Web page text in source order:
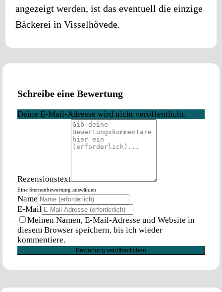
angezeigt werden, ist das eventuell die einzige
Bäckerei in Visselhövede.
Schreibe eine Bewertung
Deine E-Mail-Adresse wird nicht veröffentlicht.
Rezensionstext
Eine Sternenbewertung auswählen
Name
E-Mail
Meinen Namen, E-Mail-Adresse und Website in
diesem Browser speichern, bis ich wieder
kommentiere.